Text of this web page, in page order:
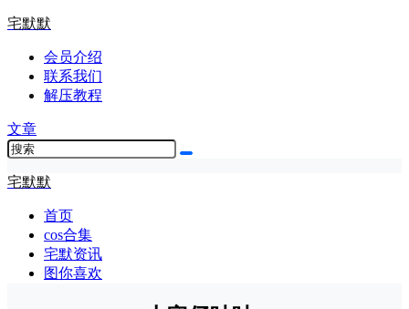
宅默默
会员介绍
联系我们
解压教程
文章
宅默默
首页
cos合集
宅默资讯
图你喜欢